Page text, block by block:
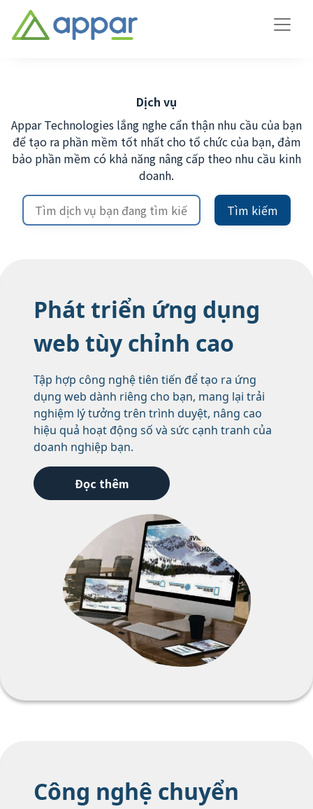
Dịch vụ
Appar Technologies lắng nghe cẩn thận nhu cầu của bạn
để tạo ra phần mềm tốt nhất cho tổ chức của bạn, đảm
bảo phần mềm có khả năng nâng cấp theo nhu cầu kinh
doanh.
Tìm kiếm
Phát triển ứng dụng
web tùy chỉnh cao
Tập hợp công nghệ tiên tiến để tạo ra ứng
dụng web dành riêng cho bạn, mang lại trải
nghiệm lý tưởng trên trình duyệt, nâng cao
hiệu quả hoạt động số và sức cạnh tranh của
doanh nghiệp bạn.
Đọc thêm
Công nghệ chuyển